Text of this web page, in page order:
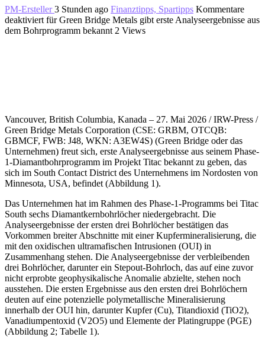
PM-Ersteller3 Stunden ago Finanztipps, Spartipps Kommentare
deaktiviert für Green Bridge Metals gibt erste Analyseergebnisse aus
dem Bohrprogramm bekannt 2 Views
Vancouver, British Columbia, Kanada – 27. Mai 2026 / IRW-Press /
Green Bridge Metals Corporation (CSE: GRBM, OTCQB:
GBMCF, FWB: J48, WKN: A3EW4S) (Green Bridge oder das
Unternehmen) freut sich, erste Analyseergebnisse aus seinem Phase-
1-Diamantbohrprogramm im Projekt Titac bekannt zu geben, das
sich im South Contact District des Unternehmens im Nordosten von
Minnesota, USA, befindet (Abbildung 1).
Das Unternehmen hat im Rahmen des Phase-1-Programms bei Titac
South sechs Diamantkernbohrlöcher niedergebracht. Die
Analyseergebnisse der ersten drei Bohrlöcher bestätigen das
Vorkommen breiter Abschnitte mit einer Kupfermineralisierung, die
mit den oxidischen ultramafischen Intrusionen (OUI) in
Zusammenhang stehen. Die Analyseergebnisse der verbleibenden
drei Bohrlöcher, darunter ein Stepout-Bohrloch, das auf eine zuvor
nicht erprobte geophysikalische Anomalie abzielte, stehen noch
ausstehen. Die ersten Ergebnisse aus den ersten drei Bohrlöchern
deuten auf eine potenzielle polymetallische Mineralisierung
innerhalb der OUI hin, darunter Kupfer (Cu), Titandioxid (TiO2),
Vanadiumpentoxid (V2O5) und Elemente der Platingruppe (PGE)
(Abbildung 2; Tabelle 1).